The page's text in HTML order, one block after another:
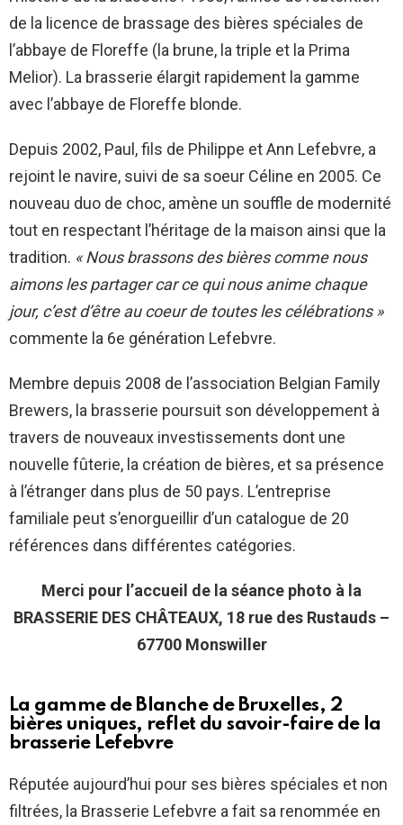
de la licence de brassage des bières spéciales de
l’abbaye de Floreffe (la brune, la triple et la Prima
Melior). La brasserie élargit rapidement la gamme
avec l’abbaye de Floreffe blonde.
Depuis 2002, Paul, fils de Philippe et Ann Lefebvre, a
rejoint le navire, suivi de sa soeur Céline en 2005. Ce
nouveau duo de choc, amène un souffle de modernité
tout en respectant l’héritage de la maison ainsi que la
tradition. « Nous brassons des bières comme nous
aimons les partager car ce qui nous anime chaque
jour, c’est d’être au coeur de toutes les célébrations »
commente la 6e génération Lefebvre.
Membre depuis 2008 de l’association Belgian Family
Brewers, la brasserie poursuit son développement à
travers de nouveaux investissements dont une
nouvelle fûterie, la création de bières, et sa présence
à l’étranger dans plus de 50 pays. L’entreprise
familiale peut s’enorgueillir d’un catalogue de 20
références dans différentes catégories.
Merci pour l’accueil de la séance photo à la
BRASSERIE DES CHÂTEAUX, 18 rue des Rustauds –
67700 Monswiller
La gamme de Blanche de Bruxelles, 2
bières uniques, reflet du savoir-faire de la
brasserie Lefebvre
Réputée aujourd’hui pour ses bières spéciales et non
filtrées, la Brasserie Lefebvre a fait sa renommée en